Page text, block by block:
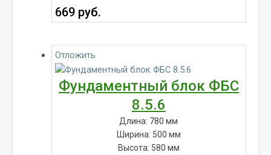
669 руб.
Отложить
Фундаментный блок ФБС
8.5.6
Длина: 780 мм
Ширина: 500 мм
Высота: 580 мм